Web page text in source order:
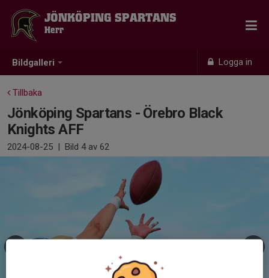
Bildgalleri Logga in
JÖNKÖPING SPARTANS
Herr
Tillbaka
Jönköping Spartans - Örebro Black
Knights AFF
2024-08-25 | Bild 4av 62